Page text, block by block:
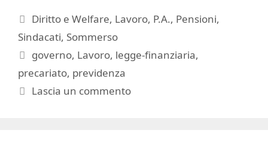
Categorie
Diritto e Welfare, Lavoro, P.A., Pensioni,
Sindacati, Sommerso
Tag
governo, Lavoro, legge-finanziaria,
precariato, previdenza
Lascia un commento